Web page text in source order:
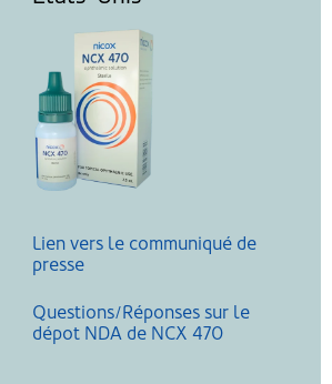
Nicox
nos actualités
Mentions légales
de cookies
Recherche
Nicox, Tous droits réservés
Lien vers le communiqué de
presse
Questions/Réponses sur le
dépot NDA de NCX 470